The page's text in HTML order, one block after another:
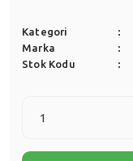
Kategori
Marka
Stok Kodu